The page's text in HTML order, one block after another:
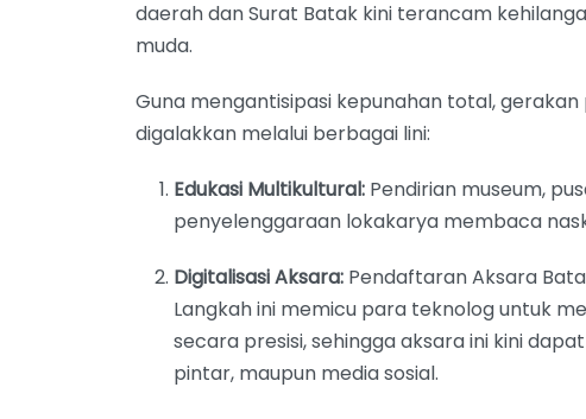
daerah dan Surat Batak kini terancam
muda.
Guna mengantisipasi kepunahan total,
digalakkan melalui berbagai lini:
Edukasi Multikultural: Pendirian museum,
penyelenggaraan lokakarya membaca
Digitalisasi Aksara: Pendaftaran Aksara
Langkah ini memicu para teknolog untuk
secara presisi, sehingga aksara ini kini
pintar, maupun media sosial.